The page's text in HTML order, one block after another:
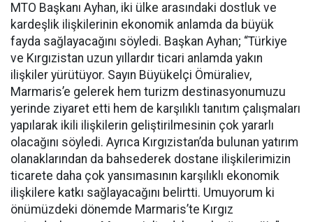
MTO Başkanı Ayhan, iki ülke arasındaki dostluk ve
kardeşlik ilişkilerinin ekonomik anlamda da büyük
fayda sağlayacağını söyledi. Başkan Ayhan; “Türkiye
ve Kırgızistan uzun yıllardır ticari anlamda yakın
ilişkiler yürütüyor. Sayın Büyükelçi Ömüraliev,
Marmaris’e gelerek hem turizm destinasyonumuzu
yerinde ziyaret etti hem de karşılıklı tanıtım çalışmaları
yapılarak ikili ilişkilerin geliştirilmesinin çok yararlı
olacağını söyledi. Ayrıca Kırgızistan’da bulunan yatırım
olanaklarından da bahsederek dostane ilişkilerimizin
ticarete daha çok yansımasının karşılıklı ekonomik
ilişkilere katkı sağlayacağını belirtti. Umuyorum ki
önümüzdeki dönemde Marmaris’te Kırgız